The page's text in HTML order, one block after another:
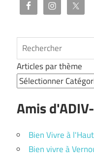
Rechercher
Articles par thème
Amis
Bien Vivre à
Bien vivre à